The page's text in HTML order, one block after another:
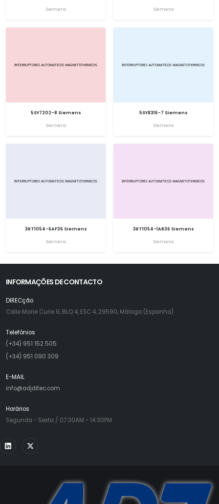
Siemens
Siemens
5SY7202-8 Siemens
Siemens
5SY8316-7 Siemens
Siemens
3RT1054-6AF36 Siemens
Siemens
3RT1054-1AB36 Siemens
Siemens
INFORMAÇÕES DE CONTACTO
DIRECção
Calle Marie Curie 9, BLQ 4, ESC 4, 29590, Málaga (Espanha)
Telefónios
(+34) 951 152 505
(+34) 951 090 309
E-MAIL
info@adjditec.com
Horários
Segunda - Sexta / 07:30AM - 14:30PM